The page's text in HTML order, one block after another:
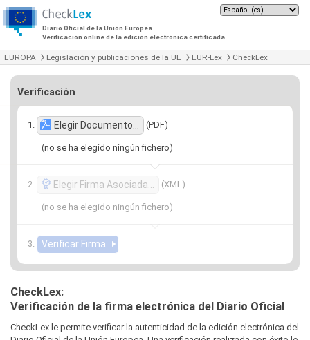
Diario Oficial de la Unión Europea
Verificación online de la edición electrónica certificada
EUROPA Legislación y publicaciones de la UE EUR-Lex CheckLex
Verificación
Elegir Documento… (PDF)
(no se ha elegido ningún fichero)
Elegir Firma Asociada… (XML)
(no se ha elegido ningún fichero)
CheckLex:
Verificación de la firma electrónica del Diario Oficial
CheckLex le permite verificar la autenticidad de la edición electrónica del